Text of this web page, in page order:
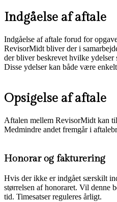
Spring
til
Indgåelse af aftale
Indgåelse af aftale forud for
RevisorMidt bliver der i
der bliver beskrevet hvilke ydelser
Disse ydelser kan både være
Opsigelse af aftale
Aftalen mellem RevisorMidt kan
Medmindre andet fremgår i
Honorar og fakturering
Hvis der ikke er indgået særskilt
størrelsen af honoraret. Vil denne
tid. Timesatser reguleres årligt.